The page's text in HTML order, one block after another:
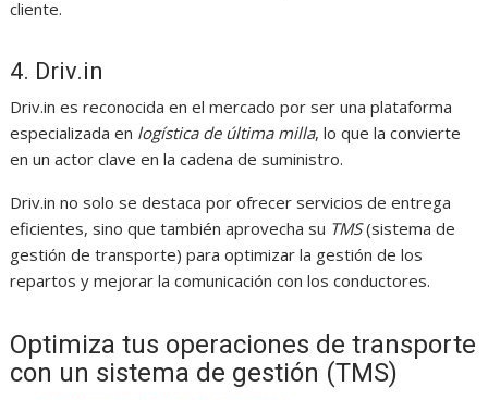
cliente.
4. Driv.in
Driv.in es reconocida en el mercado por ser una plataforma
especializada en logística de última milla, lo que la convierte
en un actor clave en la cadena de suministro.
Driv.in no solo se destaca por ofrecer servicios de entrega
eficientes, sino que también aprovecha su TMS(sistema de
gestión de transporte) para optimizar la gestión de los
repartos y mejorar la comunicación con los conductores.
Optimiza tus operaciones de transporte
con un sistema de gestión (TMS)